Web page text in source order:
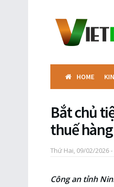
HOME
Bắt chủ
thuế
Thứ Hai, 09/02/2026 -
Công an tỉnh